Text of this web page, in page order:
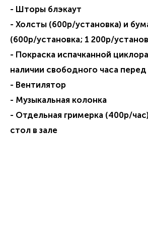
- Шторы блэкаут
- Холсты (600р/установка) и
(600р/установка; 1 200р/
- Покраска испачканной
наличии свободного часа
- Вентилятор
- Музыкальная колонка
- Отдельная гримерка (400р/
стол в зале